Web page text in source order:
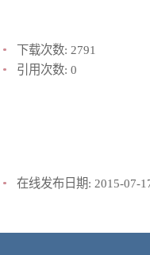
下载次数: 2791
引用次数: 0
在线发布日期: 2015-07-